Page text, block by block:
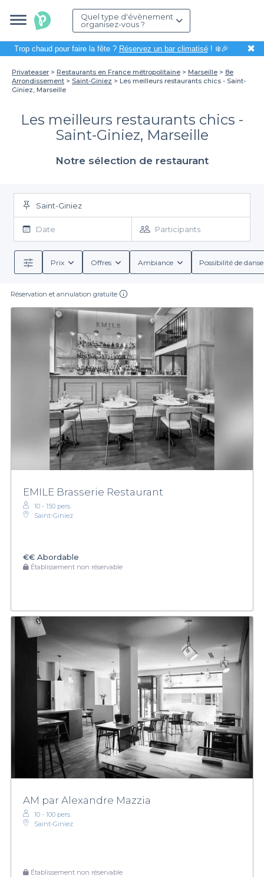
Quel type d'évènement
organisez-vous ?
Trop chaud pour faire la fête ? Réservez un bar climatisé! ❄️🎉 ✖
Privateaser Restaurants en France métropolitaine Marseille
8e
Arrondissement
Saint-Giniez
Les meilleurs restaurants chics - Saint-
Giniez, Marseille
Les meilleurs restaurants chics -
Saint-Giniez, Marseille
Notre sélection de restaurant
Saint-Giniez
Date Participants
Prix Offres Ambiance Possibilité de
Réservation et annulation gratuite
EMILE Brasserie Restaurant
10 - 150 pers.
Saint-Giniez
€€ Abordable
Établissement non réservable
AM par Alexandre Mazzia
10 - 100 pers.
Saint-Giniez
Établissement non réservable